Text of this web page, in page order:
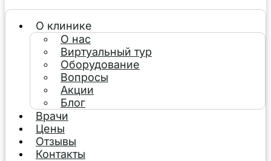
О клинике
О нас
Виртуальный тур
Оборудование
Вопросы
Акции
Блог
Врачи
Цены
Отзывы
Контакты